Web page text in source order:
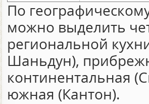
По
можно выделить
региональной
Шаньдун),
континентальная
южная (Кантон).